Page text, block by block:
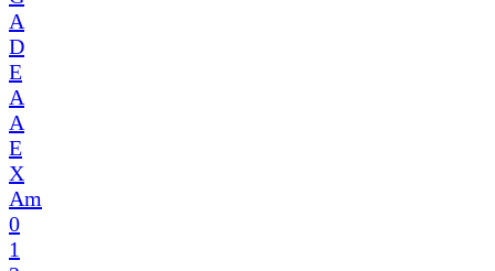
A
D
E
A
A
E
X
Am
0
1